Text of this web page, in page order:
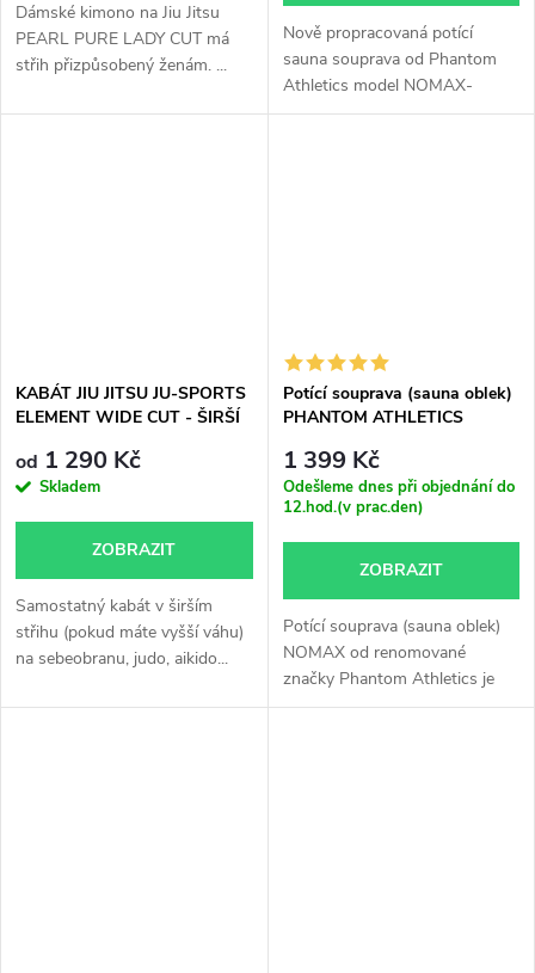
Dámské kimono na Jiu Jitsu
PEARL PURE LADY CUT má
střih přizpůsobený ženám. ...
Nově propracovaná potící
sauna souprava od Phantom
Athletics model NOMAX-
S používá...
KABÁT JIU JITSU JU-SPORTS
ELEMENT WIDE CUT - ŠIRŠÍ
od 1 290 Kč
Skladem
ZOBRAZIT
Samostatný kabát v širším
střihu (pokud máte vyšší váhu)
na sebeobranu, judo, aikido...
Potící souprava (sauna oblek)
PHANTOM ATHLETICS
1 399 Kč
Odešleme dnes při objednání do
12.hod.(v prac.den)
ZOBRAZIT
Potící souprava (sauna oblek)
NOMAX od renomované
značky Phantom Athletics je
skvělým...